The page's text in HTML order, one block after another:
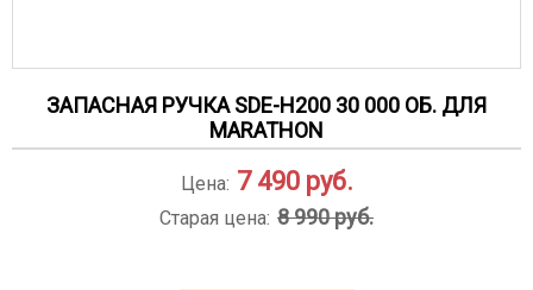
ЗАПАСНАЯ РУЧКА SDE-H200 30 000 ОБ. ДЛЯ
MARATHON
Цена: 7 490 руб.
Старая цена: 8 990 руб.